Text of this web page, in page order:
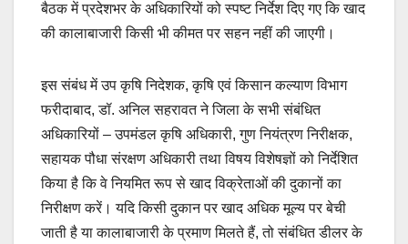
बैठक में प्रदेशभर के अधिकारियों को स्पष्ट निर्देश दिए गए कि खाद
की कालाबाजारी किसी भी कीमत पर सहन नहीं की जाएगी।
इस संबंध में उप कृषि निदेशक, कृषि एवं किसान कल्याण विभाग
फरीदाबाद, डॉ. अनिल सहरावत ने जिला के सभी संबंधित
अधिकारियों – उपमंडल कृषि अधिकारी, गुण नियंत्रण निरीक्षक,
सहायक पौधा संरक्षण अधिकारी तथा विषय विशेषज्ञों को निर्देशित
किया है कि वे नियमित रूप से खाद विक्रेताओं की दुकानों का
निरीक्षण करें। यदि किसी दुकान पर खाद अधिक मूल्य पर बेची
जाती है या कालाबाजारी के प्रमाण मिलते हैं, तो संबंधित डीलर के